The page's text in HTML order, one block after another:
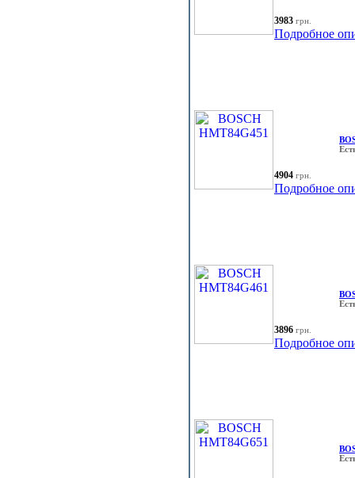
3983 грн.
Подробное
4904 грн.
Подробное
3896 грн.
Подробное